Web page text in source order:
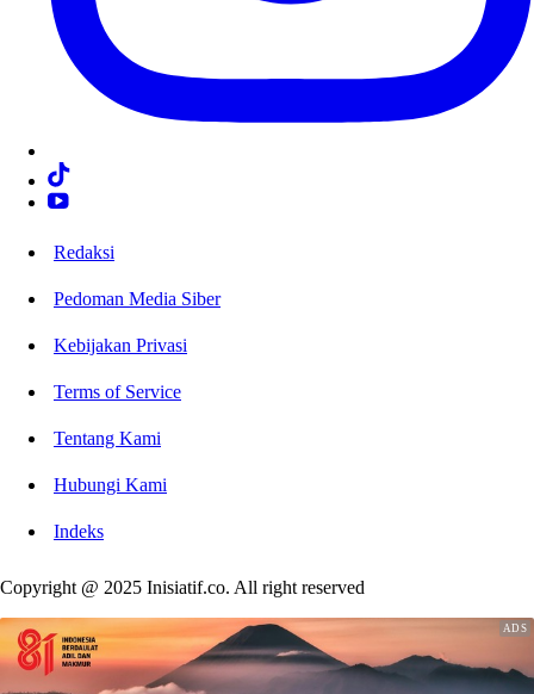
Redaksi
Pedoman Media Siber
Kebijakan Privasi
Terms of Service
Tentang Kami
Hubungi Kami
Indeks
Copyright @ 2025 Inisiatif.co. All right reserved